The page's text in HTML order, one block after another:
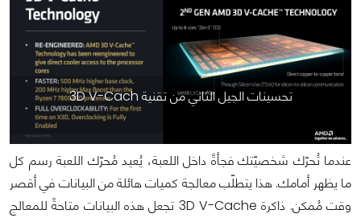
تحسينات الجيل الثاني من تقنية 3D V-Cach
عندما تُحرّك شخصيّتك فجأةً داخل اللعبة، يُعيد مُحرّك اللعبة رسم كل
ما يظهر أمامك. هذا يتطلّب معالجة كميات هائلة من البيانات في أقصر
وقت مُمكن. ذاكرة 3D V-Cache تجعل هذه البيانات متاحةً للمعالج